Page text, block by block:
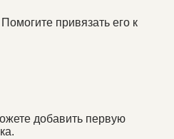
привязать его к
добавить первую